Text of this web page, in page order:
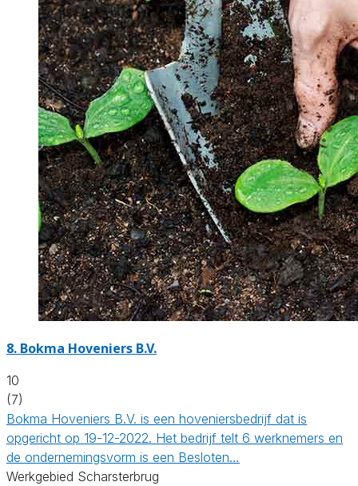
8. Bokma Hoveniers B.V.
10
(7)
Bokma Hoveniers B.V. is een hoveniersbedrijf dat is
opgericht op 19-12-2022. Het bedrijf telt 6 werknemers en
de ondernemingsvorm is een Besloten…
Werkgebied Scharsterbrug